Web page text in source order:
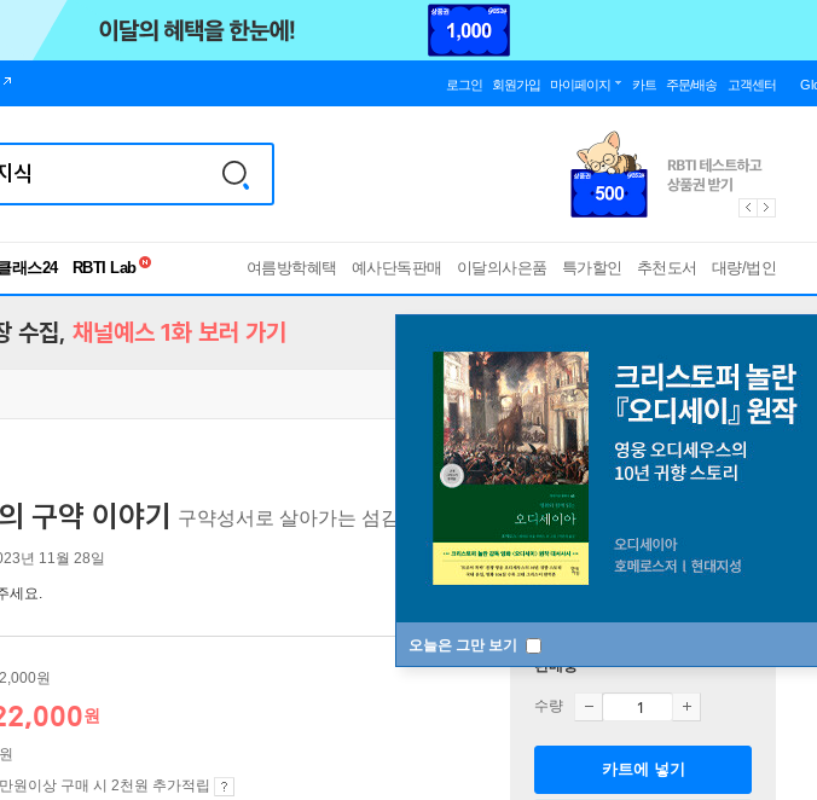
로그인 회원가입 마이페이지 카트 주문/배송 고객센터
래스24
독서유형검사
여름방학혜택 예사단독판매 이달의사은품 특가할인 추천도서 대량/법인
오늘은 그만 보기
수집, 채널예스 1화 보러 가기
구약 이야기 구약성서로 살아가는 섬김과 실천의 여정
년 11월 28일
세요.
원
원
원이상 구매 시 2천원 추가적립
판매중
수량
카트에 넣기